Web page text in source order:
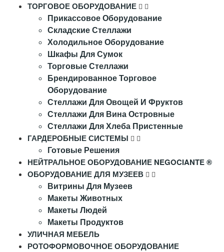
ТОРГОВОЕ ОБОРУДОВАНИЕ
Прикассовое Оборудование
Складские Стеллажи
Холодильное Оборудование
Шкафы Для Сумок
Торговые Стеллажи
Брендированное Торговое
Оборудование
Стеллажи Для Овощей И Фруктов
Стеллажи Для Вина Островные
Стеллажи Для Хлеба Пристенные
ГАРДЕРОБНЫЕ СИСТЕМЫ
Готовые Решения
НЕЙТРАЛЬНОЕ ОБОРУДОВАНИЕ NEGOCIANTE ®
ОБОРУДОВАНИЕ ДЛЯ МУЗЕЕВ
Витрины Для Музеев
Макеты Животных
Макеты Людей
Макеты Продуктов
УЛИЧНАЯ МЕБЕЛЬ
РОТОФОРМОВОЧНОЕ ОБОРУДОВАНИЕ